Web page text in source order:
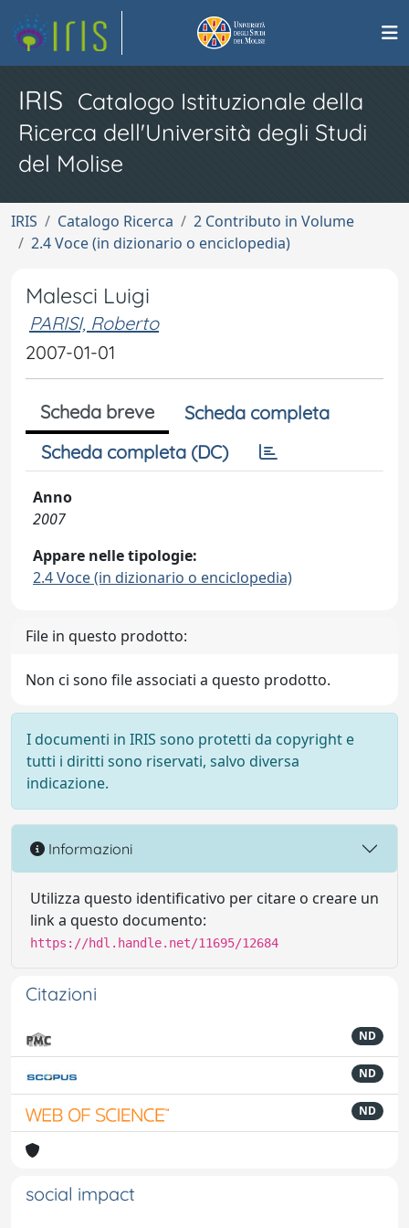
IRIS Catalogo Istituzionale della
Ricerca dell'Università degli Studi
del Molise
IRIS Catalogo Ricerca
2 Contributo in Volume
2.4 Voce (in dizionario o enciclopedia)
Malesci Luigi
PARISI, Roberto
2007-01-01
Scheda breve
Scheda completa
Scheda completa (DC)
Anno
2007
Appare nelle tipologie:
2.4 Voce (in dizionario o enciclopedia)
File in questo prodotto:
Non ci sono file associati a questo prodotto.
I documenti in IRIS sono protetti da copyright e
tutti i diritti sono riservati, salvo diversa
indicazione.
Informazioni
Utilizza questo identificativo per citare o creare un
link a questo documento:
https://hdl.handle.net/11695/12684
Citazioni
ND
ND
ND
social impact